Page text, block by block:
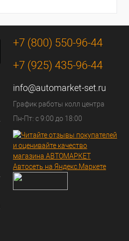
+7 (800) 550-96-44
+7 (925) 435-96-44
info@automarket-set.ru
График работы колл центра
Пн-Пт: с 9:00 до 18:00